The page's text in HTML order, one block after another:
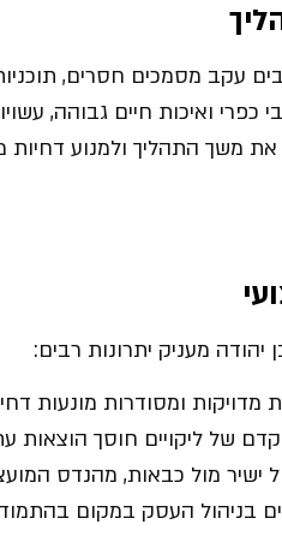
עקב מסמכים חסרים,
כפרי ואיכות חיים גבוהה,
את משך התהליך ולמנוע דחיות
יהודה מעניק יתרונות רבים:
מדויקות ומסודרות מונעות
של ליקויים חוסך הוצאות
ישיר מול כבאות, מהנדס
בניהול העסק במקום